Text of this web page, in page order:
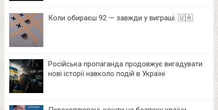
Коли обираєш 92 — завжди у виграші. 🇺🇦
Російська пропаганда продовжує вигадувати
нові історії навколо подій в Україні